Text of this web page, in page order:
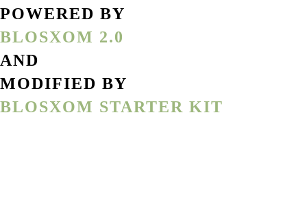
POWERED BY
BLOSXOM 2.0
AND
MODIFIED BY
BLOSXOM STARTER KIT